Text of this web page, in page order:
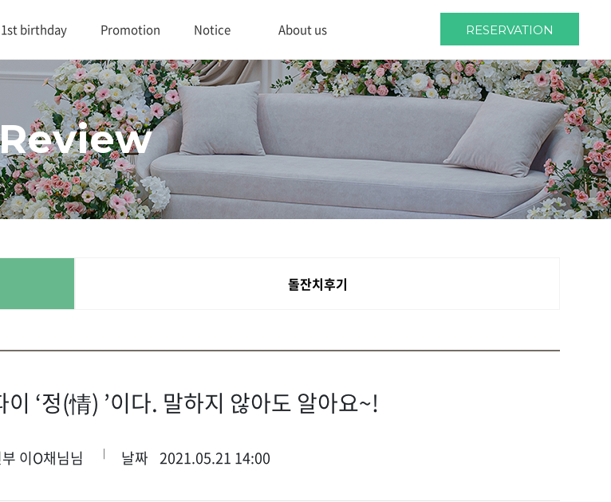
RESERVATION
1st birthday
1st birthday
Promotion
Promotion
Notice
Notice
About us
About us
돌잔치후기
‘정(情) ’이다. 말하지 않아도 알아요~!
이O채님님 날짜 2021.05.21 14:00